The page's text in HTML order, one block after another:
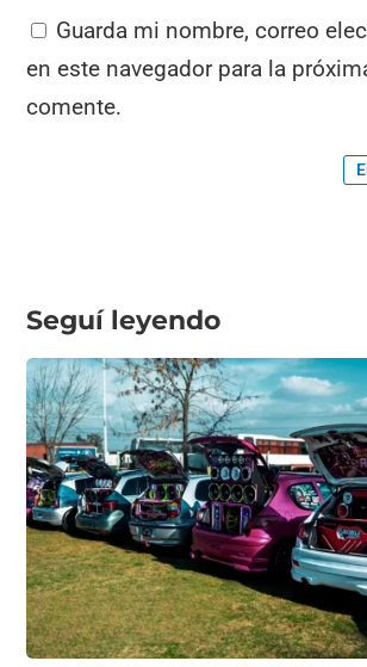
Guarda mi nombre, correo
en este navegador para la
comente.
Seguí leyendo